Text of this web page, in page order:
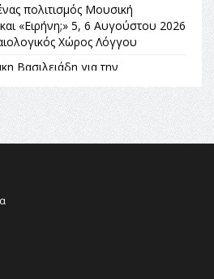
πολιτισμός Μουσική
«Ειρήνη;» 5, 6 Αυγούστου 2026
Χώρος Λόγγου
Βασιλειάδη για την
«Σε τέτοιες κορυφαίες
μόνο η ευθύνη απέναντι
ΠΑΟΚ στον δεύτερο γύρο του
στον Κατάλογο Παγκόσμιας
– Ομόφωνη η απόφαση Ο
ως φυσικό και πολιτιστικό
αξίας για την